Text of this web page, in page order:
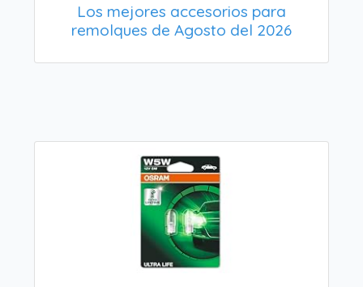
Los mejores accesorios para
remolques de Agosto del 2026